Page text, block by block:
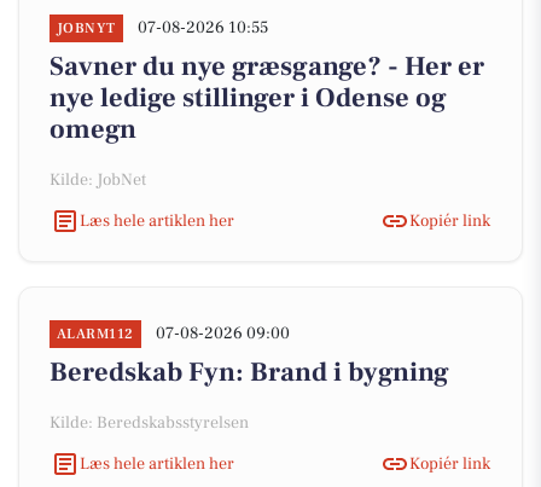
JOBNYT 07-08-2026 10:55
Savner du nye græsgange? - Her er
nye ledige stillinger i Odense og
omegn
Kilde: JobNet
Læs hele artiklen her
Kopiér link
ALARM112 07-08-2026 09:00
Beredskab Fyn: Brand i bygning
Kilde: Beredskabsstyrelsen
Læs hele artiklen her
Kopiér link